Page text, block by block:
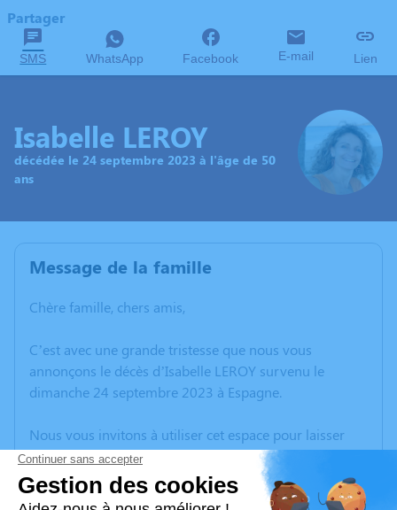
Partager
SMS WhatsApp Facebook E-mail Lien
Isabelle LEROY
décédée le 24 septembre 2023 à l'âge de 50
ans
Message de la famille
Chère famille, chers amis,
C’est avec une grande tristesse que nous vous
annonçons le décès d’Isabelle LEROY survenu le
dimanche 24 septembre 2023 à Espagne.
Nous vous invitons à utiliser cet espace pour laisser
vos condoléances, partager des photos souvenirs, une
anecdote ou exprimer vos pensées à travers des
poèmes ou des textes. Cet endroit est un lieu